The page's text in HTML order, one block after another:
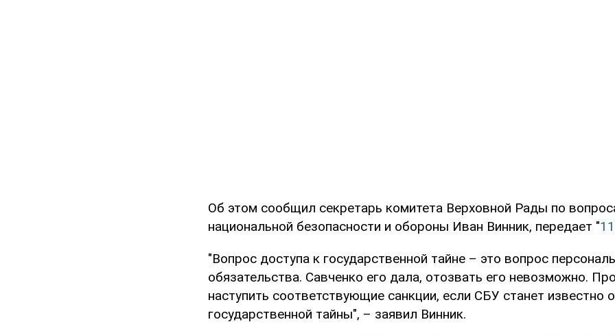
Об этом сообщил секретарь комитета Верховной Рады по
национальной безопасности и обороны Иван Винник, передает "
"Вопрос доступа к государственной тайне – это вопрос
обязательства. Савченко его дала, отозвать его невозможно.
наступить соответствующие санкции, если СБУ станет известно
государственной тайны", – заявил Винник.